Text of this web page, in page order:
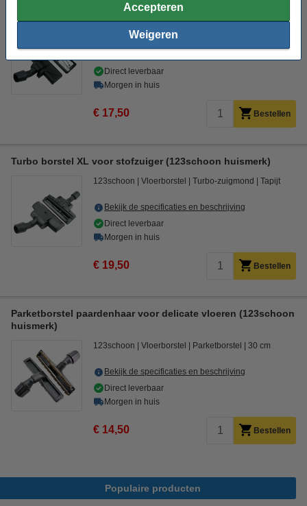
Accepteren
Weigeren
123schoon Vloerborstel
Direct leverbaar
Morgen in huis
€ 17,50 Bestellen
Turbo borstel XL voor stofzuiger (123schoon huismerk)
123schoon Vloerborstel Turbo-zuigmond Tapijt
Bekijk de specificaties en beschrijving
Direct leverbaar
Morgen in huis
€ 19,50 Bestellen
Parketborstel paardenhaar voor delicate vloeren (123schoon
huismerk)
123schoon Vloerborstel Parketborstel 30 cm
Bekijk de specificaties en beschrijving
Direct leverbaar
Morgen in huis
€ 14,50 Bestellen
Populaire producten